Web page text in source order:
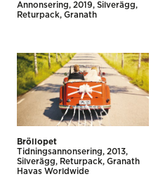
Annonsering
2019
Silverägg
Returpack Granath
Bröllopet
Tidnings­annonsering
2013
Silverägg
Returpack Granath
Havas Worldwide